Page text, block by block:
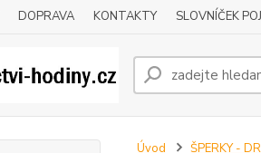
DOPRAVA KONTAKTY SLOVNÍČEK
Úvod ŠPERKY -